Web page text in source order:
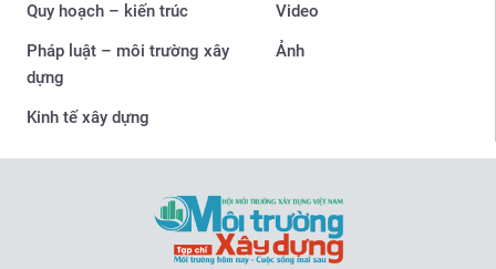
Quy hoạch – kiến trúc
Pháp luật – môi trường xây
dựng
Kinh tế xây dựng
Video
Ảnh